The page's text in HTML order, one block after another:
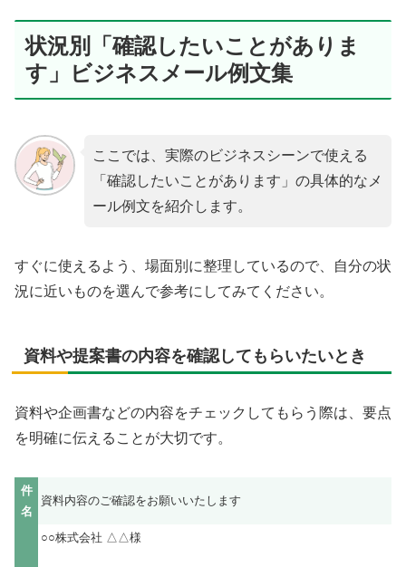
状況別「確認したいことがありま
す」ビジネスメール例文集
ここでは、実際のビジネスシーンで使える
「確認したいことがあります」の具体的なメ
ール例文を紹介します。
すぐに使えるよう、場面別に整理しているので、自分の状
況に近いものを選んで参考にしてみてください。
資料や提案書の内容を確認してもらいたいとき
資料や企画書などの内容をチェックしてもらう際は、要点
を明確に伝えることが大切です。
件
名
資料内容のご確認をお願いいたします
○○株式会社 △△様